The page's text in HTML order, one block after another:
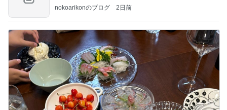
nokoarikonのブログ 2日前